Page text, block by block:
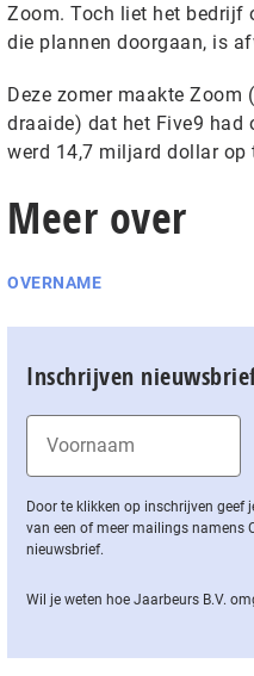
Zoom. Toch liet het bedrijf
die plannen doorgaan, is
Deze zomer maakte
draaide) dat het Five9 had
werd 14,7 miljard dollar op
Meer over
OVERNAME
Inschrijven
Door te klikken op inschrijven geef
van een of meer mailings namens
nieuwsbrief.
Wil je weten hoe Jaarbeurs B.V.